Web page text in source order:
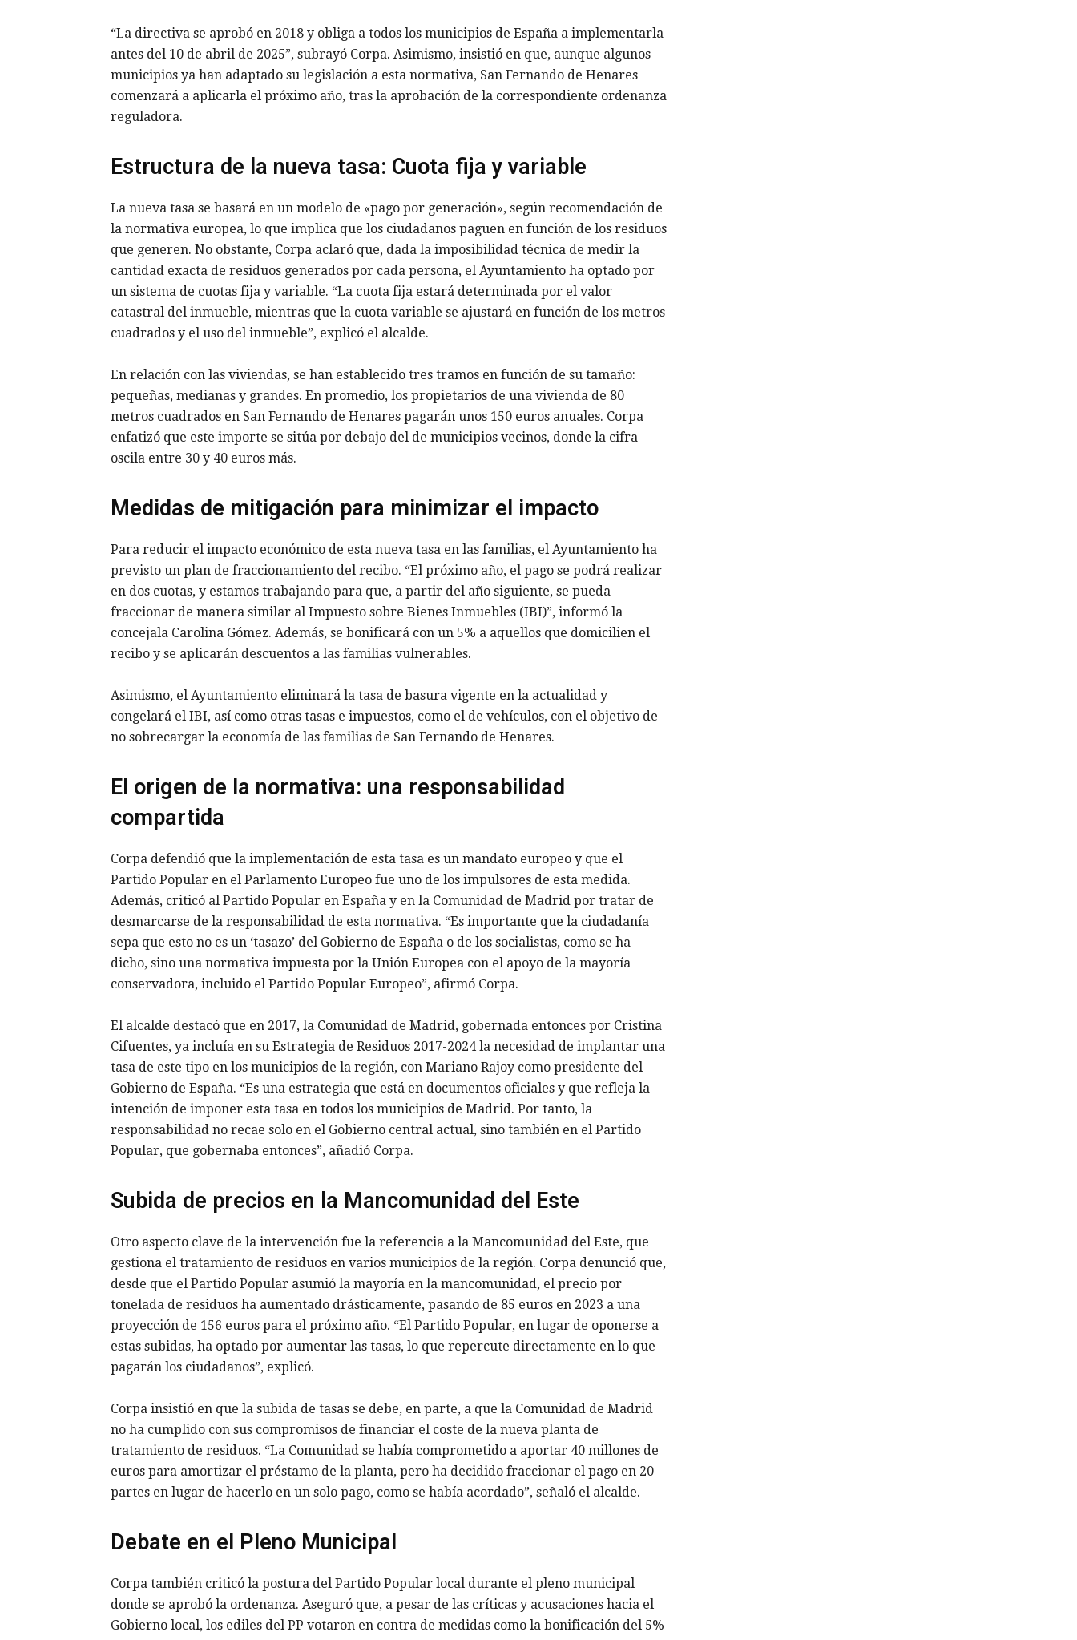
“La directiva se aprobó en 2018 y obliga a todos los municipios de España a implementarla
antes del 10 de abril de 2025”, subrayó Corpa. Asimismo, insistió en que, aunque algunos
municipios ya han adaptado su legislación a esta normativa, San Fernando de Henares
comenzará a aplicarla el próximo año, tras la aprobación de la correspondiente ordenanza
reguladora.
Estructura de la nueva tasa: Cuota fija y variable
La nueva tasa se basará en un modelo de «pago por generación», según recomendación de
la normativa europea, lo que implica que los ciudadanos paguen en función de los residuos
que generen. No obstante, Corpa aclaró que, dada la imposibilidad técnica de medir la
cantidad exacta de residuos generados por cada persona, el Ayuntamiento ha optado por
un sistema de cuotas fija y variable. “La cuota fija estará determinada por el valor
catastral del inmueble, mientras que la cuota variable se ajustará en función de los metros
cuadrados y el uso del inmueble”, explicó el alcalde.
En relación con las viviendas, se han establecido tres tramos en función de su tamaño:
pequeñas, medianas y grandes. En promedio, los propietarios de una vivienda de 80
metros cuadrados en San Fernando de Henares pagarán unos 150 euros anuales. Corpa
enfatizó que este importe se sitúa por debajo del de municipios vecinos, donde la cifra
oscila entre 30 y 40 euros más.
Medidas de mitigación para minimizar el impacto
Para reducir el impacto económico de esta nueva tasa en las familias, el Ayuntamiento ha
previsto un plan de fraccionamiento del recibo. “El próximo año, el pago se podrá realizar
en dos cuotas, y estamos trabajando para que, a partir del año siguiente, se pueda
fraccionar de manera similar al Impuesto sobre Bienes Inmuebles (IBI)”, informó la
concejala Carolina Gómez. Además, se bonificará con un 5% a aquellos que domicilien el
recibo y se aplicarán descuentos a las familias vulnerables.
Asimismo, el Ayuntamiento eliminará la tasa de basura vigente en la actualidad y
congelará el IBI, así como otras tasas e impuestos, como el de vehículos, con el objetivo de
no sobrecargar la economía de las familias de San Fernando de Henares.
El origen de la normativa: una responsabilidad
compartida
Corpa defendió que la implementación de esta tasa es un mandato europeo y que el
Partido Popular en el Parlamento Europeo fue uno de los impulsores de esta medida.
Además, criticó al Partido Popular en España y en la Comunidad de Madrid por tratar de
desmarcarse de la responsabilidad de esta normativa. “Es importante que la ciudadanía
sepa que esto no es un ‘tasazo’ del Gobierno de España o de los socialistas, como se ha
dicho, sino una normativa impuesta por la Unión Europea con el apoyo de la mayoría
conservadora, incluido el Partido Popular Europeo”, afirmó Corpa.
El alcalde destacó que en 2017, la Comunidad de Madrid, gobernada entonces por Cristina
Cifuentes, ya incluía en su Estrategia de Residuos 2017-2024 la necesidad de implantar una
tasa de este tipo en los municipios de la región, con Mariano Rajoy como presidente del
Gobierno de España. “Es una estrategia que está en documentos oficiales y que refleja la
intención de imponer esta tasa en todos los municipios de Madrid. Por tanto, la
responsabilidad no recae solo en el Gobierno central actual, sino también en el Partido
Popular, que gobernaba entonces”, añadió Corpa.
Subida de precios en la Mancomunidad del Este
Otro aspecto clave de la intervención fue la referencia a la Mancomunidad del Este, que
gestiona el tratamiento de residuos en varios municipios de la región. Corpa denunció que,
desde que el Partido Popular asumió la mayoría en la mancomunidad, el precio por
tonelada de residuos ha aumentado drásticamente, pasando de 85 euros en 2023 a una
proyección de 156 euros para el próximo año. “El Partido Popular, en lugar de oponerse a
estas subidas, ha optado por aumentar las tasas, lo que repercute directamente en lo que
pagarán los ciudadanos”, explicó.
Corpa insistió en que la subida de tasas se debe, en parte, a que la Comunidad de Madrid
no ha cumplido con sus compromisos de financiar el coste de la nueva planta de
tratamiento de residuos. “La Comunidad se había comprometido a aportar 40 millones de
euros para amortizar el préstamo de la planta, pero ha decidido fraccionar el pago en 20
partes en lugar de hacerlo en un solo pago, como se había acordado”, señaló el alcalde.
Debate en el Pleno Municipal
Corpa también criticó la postura del Partido Popular local durante el pleno municipal
donde se aprobó la ordenanza. Aseguró que, a pesar de las críticas y acusaciones hacia el
Gobierno local, los ediles del PP votaron en contra de medidas como la bonificación del 5%